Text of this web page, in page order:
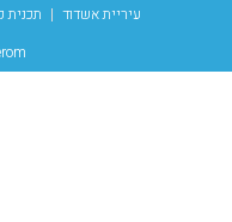
עיריית אשדוד תכנית